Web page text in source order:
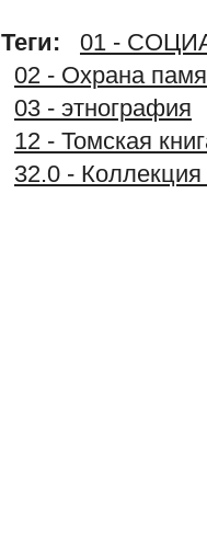
Теги:
01 -
02 - Охрана
03 - этнография
12 - Томская
32.0 -